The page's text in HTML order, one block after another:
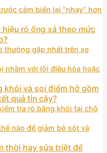
cảm biến lại “nhạy” hơn
rò ống xả theo mức
thường gặp nhất trên xe
nhầm với lỗi điều hòa hoặc
khói và soi điểm hở gồm
quả tin cậy?
tra rò bằng khói tại chỗ
nào để giảm bỏ sót và
thời hay sửa triệt để